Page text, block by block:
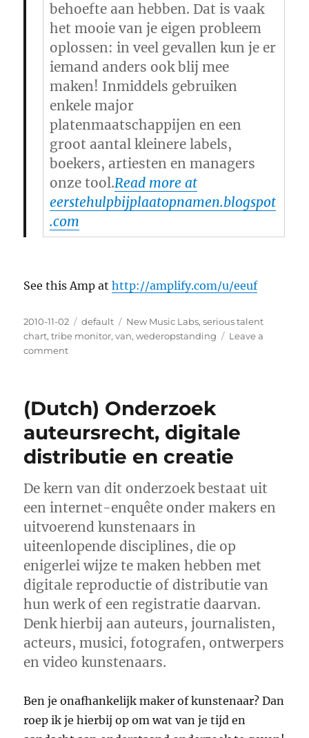
behoefte aan hebben. Dat is vaak
het mooie van je eigen probleem
oplossen: in veel gevallen kun je er
iemand anders ook blij mee
maken! Inmiddels gebruiken
enkele major
platenmaatschappijen en een
groot aantal kleinere labels,
boekers, artiesten en managers
onze tool.Read more at
eerstehulpbijplaatopnamen.blogspot
.com
See this Amp athttp://amplify.com/u/eeuf
Posted
on
2010-11-02 Categories
default Tags
New Music Labs,serious talent
chart,tribe monitor,van,wederopstanding
Leave a
comment
uses
Tribemonitor
to
create
a
Media
Chart
(Dutch) Onderzoek
auteursrecht, digitale
distributie en creatie
De kern van dit onderzoek bestaat uit
een internet-enquête onder makers en
uitvoerend kunstenaars in
uiteenlopende disciplines, die op
enigerlei wijze te maken hebben met
digitale reproductie of distributie van
hun werk of een registratie daarvan.
Denk hierbij aan auteurs, journalisten,
acteurs, musici, fotografen, ontwerpers
en video kunstenaars.
Ben je onafhankelijk maker of kunstenaar? Dan
roep ik je hierbij op om wat van je tijd en